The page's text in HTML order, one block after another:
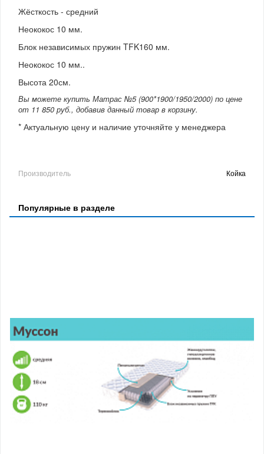
Жёсткость - средний
Неококос 10 мм.
Блок независимых пружин TFK160 мм.
Неококос 10 мм..
Высота 20см.
Вы можете купить Матрас №5 (900*1900/1950/2000) по цене
от 11 850 руб., добавив данный товар в корзину.
* Актуальную цену и наличие уточняйте у менеджера
Производитель Койка
Популярные в разделе